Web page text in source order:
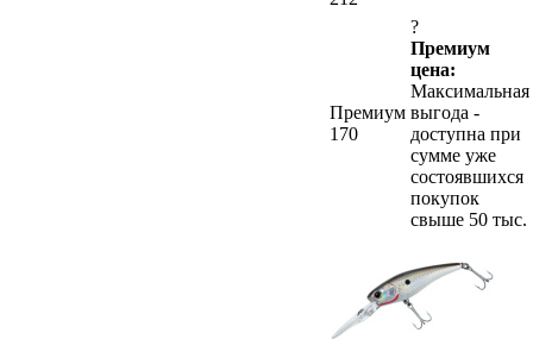
Премиум
170
?
Премиум
цена:
Максимальная
выгода -
доступна при
сумме уже
состоявшихся
покупок
свыше 50 тыс.